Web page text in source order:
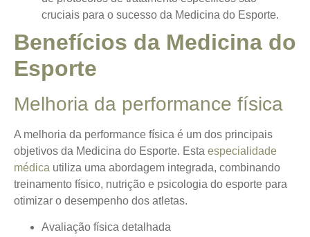
cruciais para o sucesso da Medicina do Esporte.
Benefícios da Medicina do
Esporte
Melhoria da performance física
A melhoria da performance física é um dos principais
objetivos da Medicina do Esporte. Esta especialidade
médica utiliza uma abordagem integrada, combinando
treinamento físico, nutrição e psicologia do esporte para
otimizar o desempenho dos atletas.
Avaliação física detalhada